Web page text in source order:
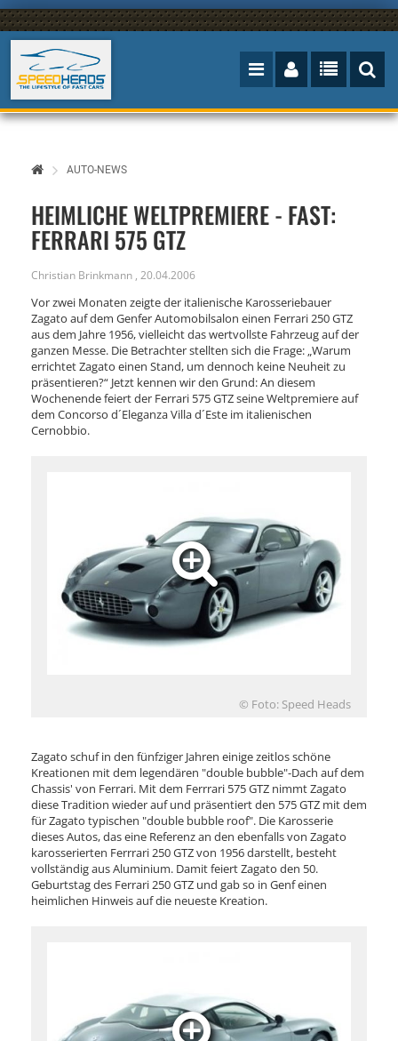
AUTO-NEWS
HEIMLICHE WELTPREMIERE - FAST:
FERRARI 575 GTZ
Christian Brinkmann , 20.04.2006
Vor zwei Monaten zeigte der italienische Karosseriebauer
Zagato auf dem Genfer Automobilsalon einen Ferrari 250 GTZ
aus dem Jahre 1956, vielleicht das wertvollste Fahrzeug auf der
ganzen Messe. Die Betrachter stellten sich die Frage: „Warum
errichtet Zagato einen Stand, um dennoch keine Neuheit zu
präsentieren?“ Jetzt kennen wir den Grund: An diesem
Wochenende feiert der Ferrari 575 GTZ seine Weltpremiere auf
dem Concorso d´Eleganza Villa d´Este im italienischen
Cernobbio.
© Foto: Speed Heads
Zagato schuf in den fünfziger Jahren einige zeitlos schöne
Kreationen mit dem legendären "double bubble"-Dach auf dem
Chassis' von Ferrari. Mit dem Ferrrari 575 GTZ nimmt Zagato
diese Tradition wieder auf und präsentiert den 575 GTZ mit dem
für Zagato typischen "double bubble roof". Die Karosserie
dieses Autos, das eine Referenz an den ebenfalls von Zagato
karosserierten Ferrrari 250 GTZ von 1956 darstellt, besteht
vollständig aus Aluminium. Damit feiert Zagato den 50.
Geburtstag des Ferrari 250 GTZ und gab so in Genf einen
heimlichen Hinweis auf die neueste Kreation.